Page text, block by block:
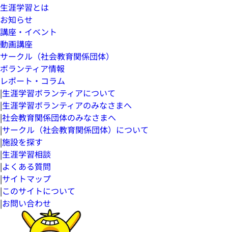
生涯学習とは
お知らせ
講座・イベント
動画講座
サークル（社会教育関係団体）
ボランティア情報
レポート・コラム
|生涯学習ボランティアについて
|生涯学習ボランティアのみなさまへ
|社会教育関係団体のみなさまへ
|サークル（社会教育関係団体）について
|施設を探す
|生涯学習相談
|よくある質問
|サイトマップ
|このサイトについて
|お問い合わせ